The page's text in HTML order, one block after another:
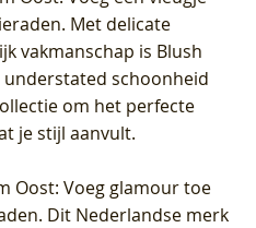
Met delicate
vakmanschap is Blush
schoonheid
om het perfecte
je stijl aanvult.
Oost: Voeg glamour toe
Dit Nederlandse merk